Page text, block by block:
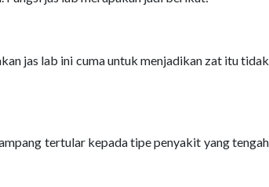
jas lab ini cuma untuk menjadikan zat itu tidak
tertular kepada tipe penyakit yang tengah